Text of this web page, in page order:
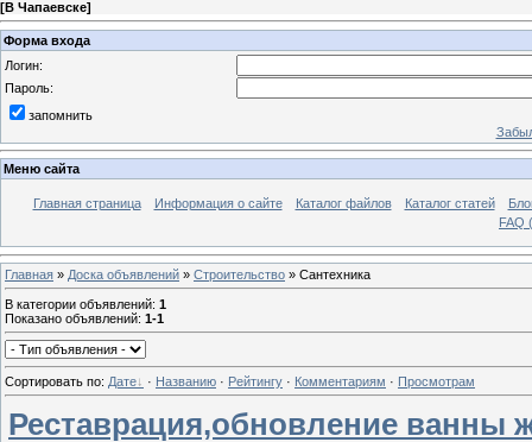
[В Чапаевске]
Форма входа
Логин:
Пароль:
запомнить
Меню сайта
Главная страница Информация о сайте Каталог файлов Каталог статей
FAQ
Главная » Доска объявлений » Строительство » Сантехника
В категории объявлений: 1
Показано объявлений: 1-1
Сортировать по: Дате · Названию · Рейтингу · Комментариям · Просмотрам
Реставрация,обновление ванны